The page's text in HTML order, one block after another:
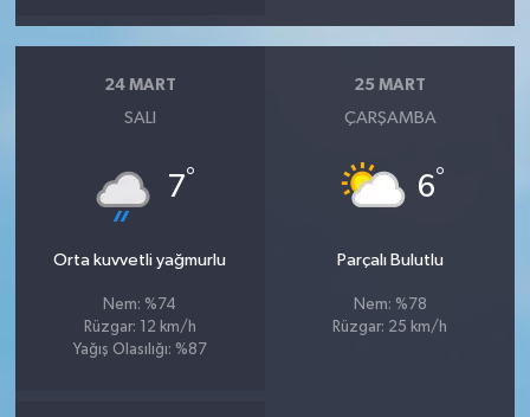
24 MART
SALI
7°
Orta kuvvetli yağmurlu
Nem: %74
Rüzgar: 12 km/h
Yağış Olasılığı: %87
25 MART
ÇARŞAMBA
6°
Parçalı Bulutlu
Nem: %78
Rüzgar: 25 km/h